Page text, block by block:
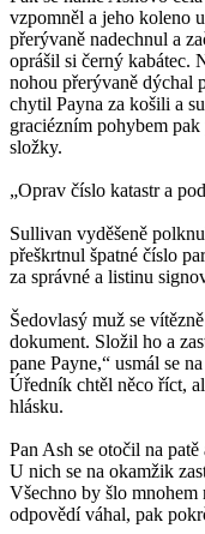
vzpomněl a jeho koleno
přerývaně nadechnul a
oprášil si černý kabátec.
nohou přerývaně dýchal
chytil Payna za košili a
graciézním pohybem
složky.
„Oprav číslo katastr a
Sullivan vyděšeně
přeškrtnul špatné číslo
za správné a listinu
Šedovlasý muž se
dokument. Složil ho a
pane Payne,“ usmál se
Úředník chtěl něco říct,
hlásku.
Pan Ash se otočil na
U nich se na okamžik
Všechno by šlo mnohem
odpovědí váhal, pak